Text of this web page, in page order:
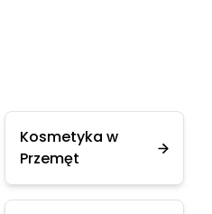
Kosmetyka w
Przemęt